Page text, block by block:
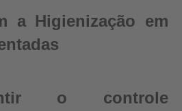
a Higienização em
o controle